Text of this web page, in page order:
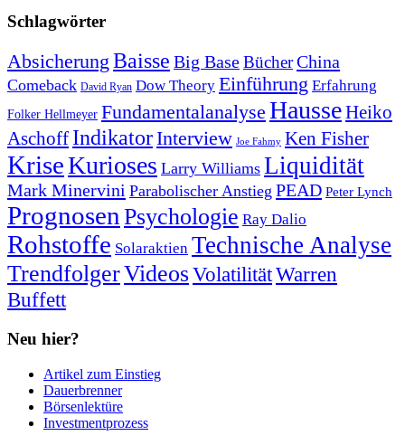
Schlagwörter
Absicherung Baisse Big BaseBücherChina
Comeback David Ryan Dow Theory Einführung Erfahrung
Folker Hellmeyer Fundamentalanalyse HausseHeiko
Aschoff IndikatorInterview Joe Fahmy Ken Fisher
KriseKurioses Larry Williams Liquidität
Mark Minervini Parabolischer Anstieg PEAD Peter Lynch
Prognosen Psychologie Ray Dalio
Rohstoffe Solaraktien Technische Analyse
TrendfolgerVideosVolatilitätWarren
Buffett
Neu hier?
Artikel zum Einstieg
Dauerbrenner
Börsenlektüre
Investmentprozess